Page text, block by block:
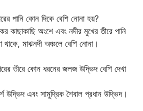
পানি কোন দিকে বেশি নোনা হয়?
কাছাকাছি অংশে এবং নদীর মুখের তীরে পানি
মাঝনদী অঞ্চলে বেশি নোনা।
তীরে কোন ধরনের জলজ উদ্ভিদ বেশি দেখা
উদ্ভিদ এবং সামুদ্রিক শৈবাল প্রধান উদ্ভিদ।